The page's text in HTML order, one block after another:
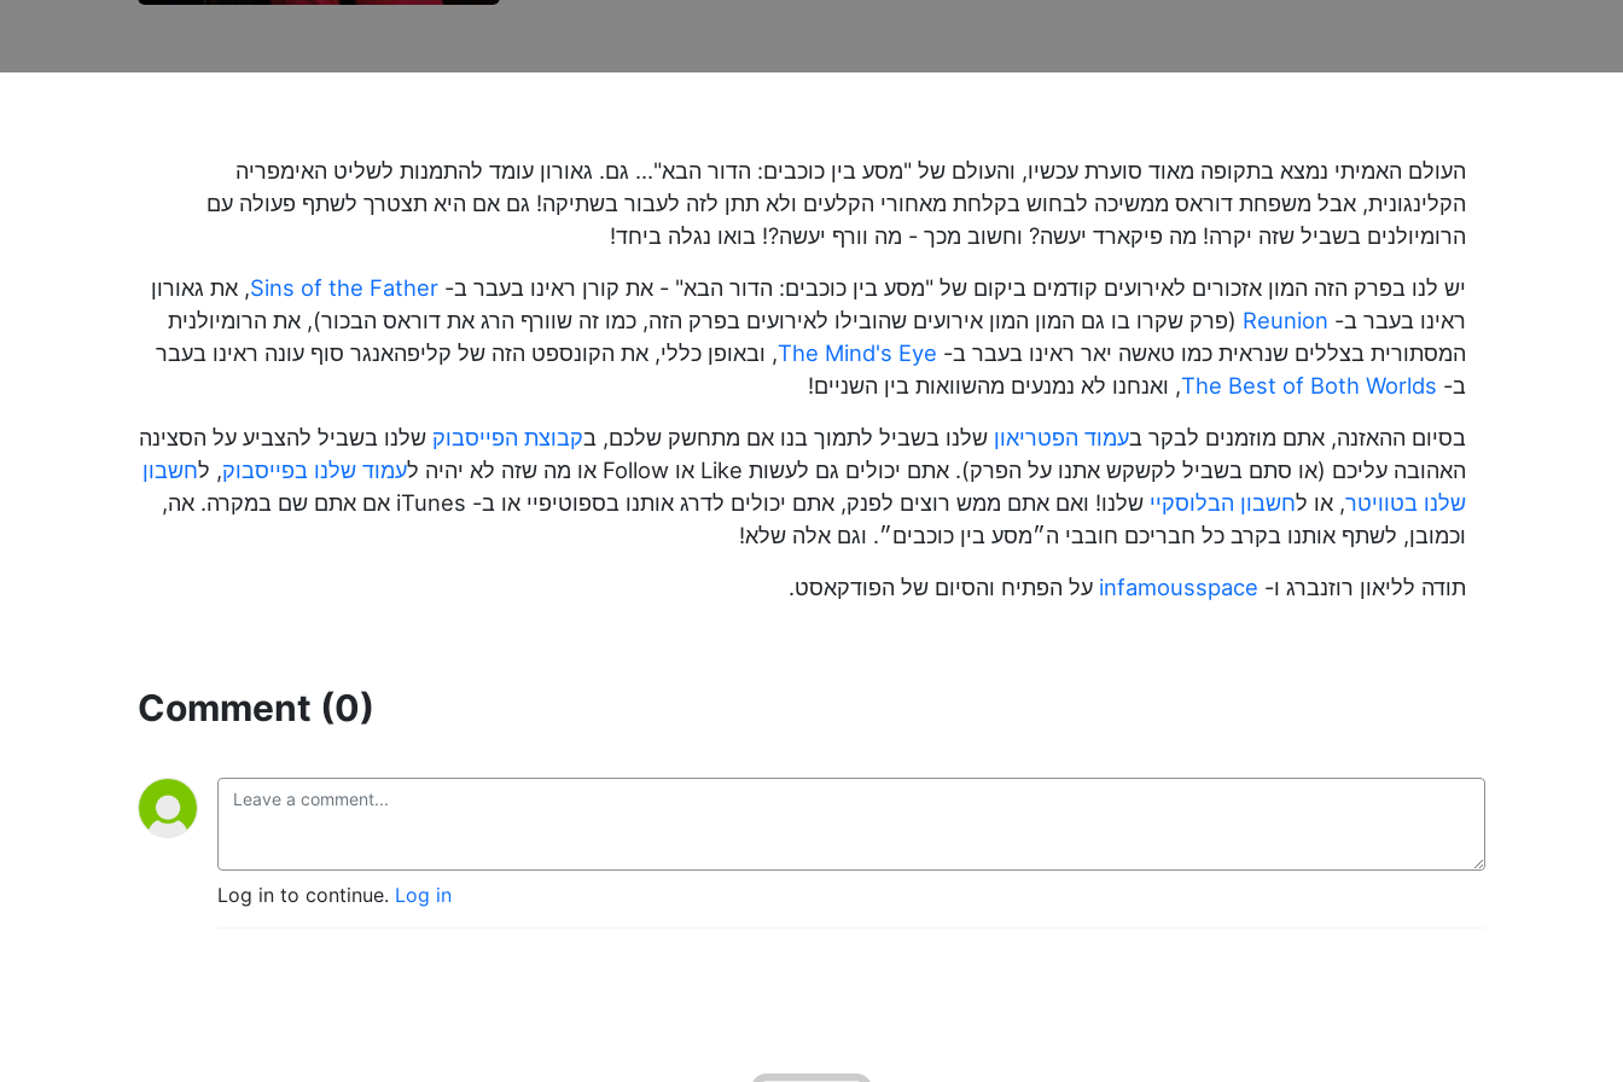
העולם האמיתי נמצא בתקופה מאוד סוערת עכשיו, והעולם של "מסע בין כוכבים: הדור הבא"... גם. גאורון עומד להתמנות לשליט האימפריה
הקלינגונית, אבל משפחת דוראס ממשיכה לבחוש בקלחת מאחורי הקלעים ולא תתן לזה לעבור בשתיקה! גם אם היא תצטרך לשתף פעולה עם
הרומיולנים בשביל שזה יקרה! מה פיקארד יעשה? וחשוב מכך - מה וורף יעשה?! בואו נגלה ביחד!
יש לנו בפרק הזה המון אזכורים לאירועים קודמים ביקום של "מסע בין כוכבים: הדור הבא" - את קורן ראינו בעבר ב- Sins of the Father, את גאורון
ראינו בעבר ב- Reunion (פרק שקרו בו גם המון המון אירועים שהובילו לאירועים בפרק הזה, כמו זה שוורף הרג את דוראס הבכור), את הרומיולנית
המסתורית בצללים שנראית כמו טאשה יאר ראינו בעבר ב- The Mind's Eye, ובאופן כללי, את הקונספט הזה של קליפהאנגר סוף עונה ראינו בעבר
ב- The Best of Both Worlds, ואנחנו לא נמנעים מהשוואות בין השניים!
בסיום ההאזנה, אתם מוזמנים לבקר בעמוד הפטריאון שלנו בשביל לתמוך בנו אם מתחשק שלכם, בקבוצת הפייסבוק שלנו בשביל להצביע על הסצינה
האהובה עליכם (או סתם בשביל לקשקש אתנו על הפרק). אתם יכולים גם לעשות Like או Follow או מה שזה לא יהיה ל
עמוד שלנו בפייסבוק, לחשבון
שלנו בטוויטר, או לחשבון הבלוסקיי
שלנו! ואם אתם ממש רוצים לפנק, אתם יכולים לדרג אותנו בספוטיפיי או ב- iTunes אם אתם שם במקרה. אה,
וכמובן, לשתף אותנו בקרב כל חבריכם חובבי ה״מסע בין כוכבים״. וגם אלה שלא!
תודה לליאון רוזנברג ו- infamousspace על הפתיח והסיום של הפודקאסט.
Comment (0)
Log in to continue. Log in